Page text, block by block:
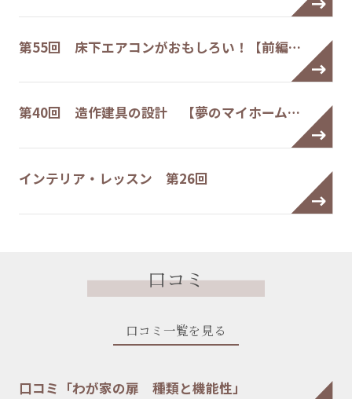
第55回 床下エアコンがおもしろい！【前編…
第40回 造作建具の設計 【夢のマイホーム…
インテリア・レッスン 第26回
口コミ
口コミ一覧を見る
口コミ「わが家の扉 種類と機能性」